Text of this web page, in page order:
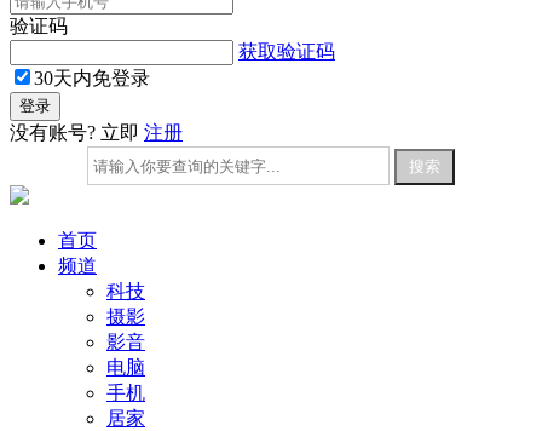
验证码
获取验证码
30天内免登录
没有账号? 立即 注册
首页
频道
科技
摄影
影音
电脑
手机
居家